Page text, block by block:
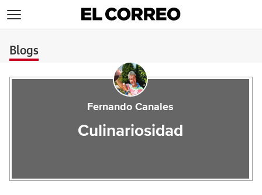
Blogs
Fernando Canales
Culinariosidad